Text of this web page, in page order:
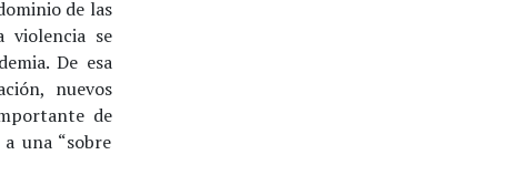
de las
violencia se
De esa
nuevos
de
una “sobre